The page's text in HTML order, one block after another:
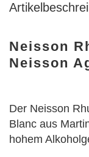
Neisson
Neisson
Der Neisson
Blanc aus
hohem